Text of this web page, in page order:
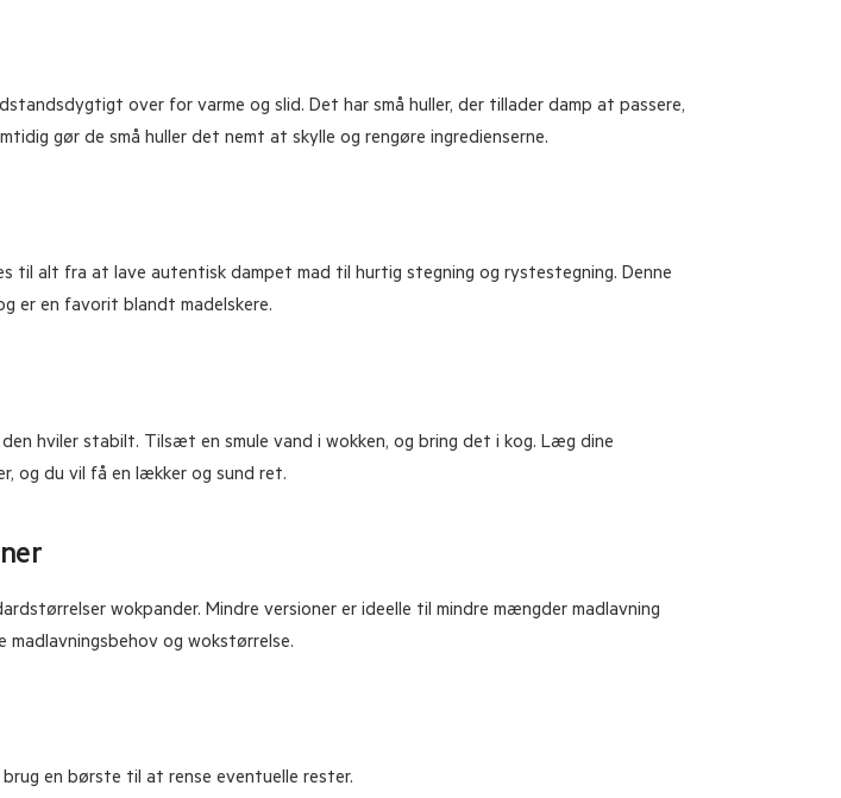
over for varme og slid. Det har små huller, der tillader damp at passere,
gør de små huller det nemt at skylle og rengøre ingredienserne.
til alt fra at lave autentisk dampet mad til hurtig stegning og rystestegning. Denne
er en favorit blandt madelskere.
hviler stabilt. Tilsæt en smule vand i wokken, og bring det i kog. Læg dine
og du vil få en lækker og sund ret.
wokpander. Mindre versioner er ideelle til mindre mængder madlavning
og wokstørrelse.
en børste til at rense eventuelle rester.